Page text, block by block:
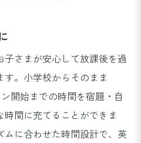
さまが安心して放課後を過
。小学校からそのまま
開始までの時間を宿題・自
間に充てることができま
に合わせた時間設計で、英